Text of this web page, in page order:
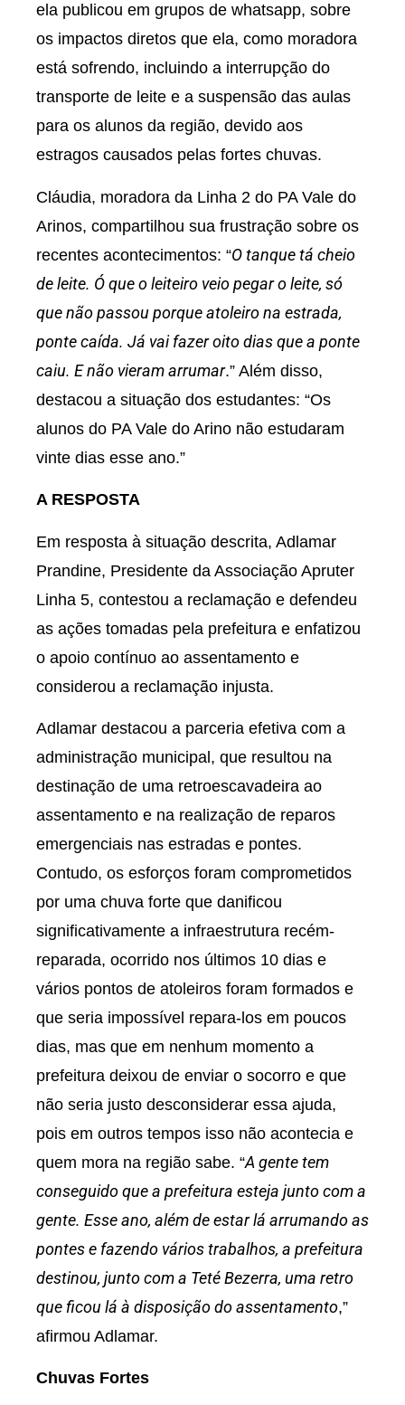
ela publicou em grupos de whatsapp, sobre
os impactos diretos que ela, como moradora
está sofrendo, incluindo a interrupção do
transporte de leite e a suspensão das aulas
para os alunos da região, devido aos
estragos causados pelas fortes chuvas.
Cláudia, moradora da Linha 2 do PA Vale do
Arinos, compartilhou sua frustração sobre os
recentes acontecimentos: “O tanque tá cheio
de leite. Ó que o leiteiro veio pegar o leite, só
que não passou porque atoleiro na estrada,
ponte caída. Já vai fazer oito dias que a ponte
caiu. E não vieram arrumar.” Além disso,
destacou a situação dos estudantes: “Os
alunos do PA Vale do Arino não estudaram
vinte dias esse ano.”
A RESPOSTA
Em resposta à situação descrita, Adlamar
Prandine, Presidente da Associação Apruter
Linha 5, contestou a reclamação e defendeu
as ações tomadas pela prefeitura e enfatizou
o apoio contínuo ao assentamento e
considerou a reclamação injusta.
Adlamar destacou a parceria efetiva com a
administração municipal, que resultou na
destinação de uma retroescavadeira ao
assentamento e na realização de reparos
emergenciais nas estradas e pontes.
Contudo, os esforços foram comprometidos
por uma chuva forte que danificou
significativamente a infraestrutura recém-
reparada, ocorrido nos últimos 10 dias e
vários pontos de atoleiros foram formados e
que seria impossível repara-los em poucos
dias, mas que em nenhum momento a
prefeitura deixou de enviar o socorro e que
não seria justo desconsiderar essa ajuda,
pois em outros tempos isso não acontecia e
quem mora na região sabe. “A gente tem
conseguido que a prefeitura esteja junto com a
gente. Esse ano, além de estar lá arrumando as
pontes e fazendo vários trabalhos, a prefeitura
destinou, junto com a Teté Bezerra, uma retro
que ficou lá à disposição do assentamento,”
afirmou Adlamar.
Chuvas Fortes